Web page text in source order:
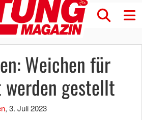
Weichen für
gestellt
, 3. Juli 2023